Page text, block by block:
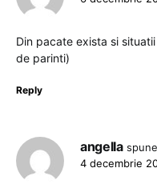
Din pacate exista si
de parinti)
Reply
angelIa
4 decembrie